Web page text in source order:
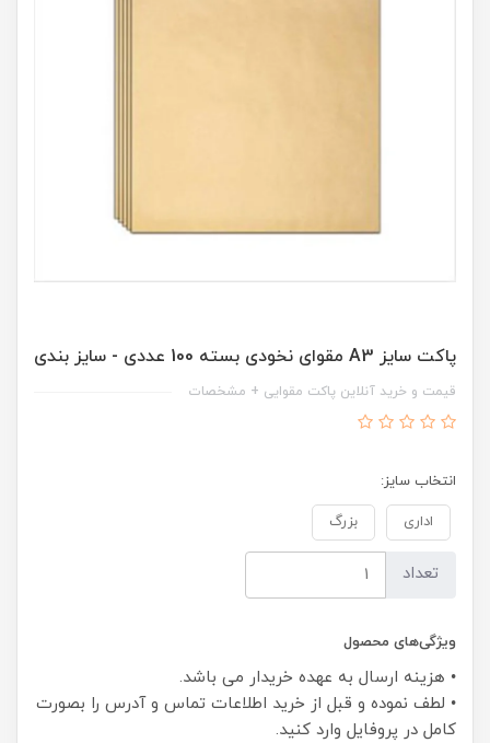
پاکت سایز A3 مقوای نخودی بسته 100 عددی - سایز بندی
قیمت و خرید آنلاین پاکت مقوایی + مشخصات
انتخاب سایز:
اداری بزرگ
تعداد
ویژگی‌های محصول
• هزینه ارسال به عهده خریدار می باشد.
• لطف نموده و قبل از خرید اطلاعات تماس و آدرس را بصورت
کامل در پروفایل وارد کنید.